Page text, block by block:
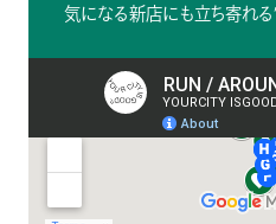
気になる新店にも立ち寄れる